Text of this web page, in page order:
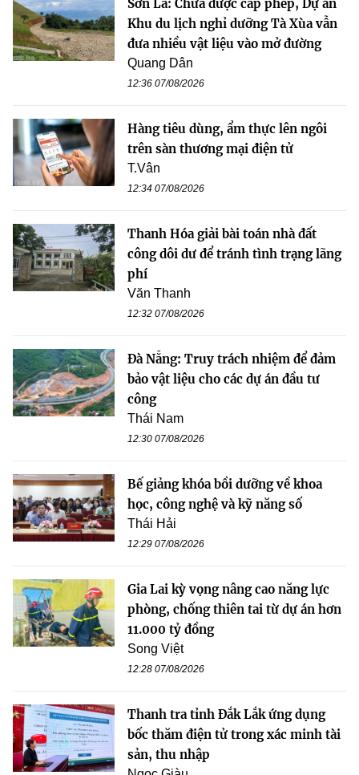
Sơn La: Chưa được cấp phép, Dự án
Khu du lịch nghỉ dưỡng Tà Xùa vẫn
đưa nhiều vật liệu vào mở đường
Quang Dân
12:36 07/08/2026
Hàng tiêu dùng, ẩm thực lên ngôi
trên sàn thương mại điện tử
T.Vân
12:34 07/08/2026
Thanh Hóa giải bài toán nhà đất
công dôi dư để tránh tình trạng lãng
phí
Văn Thanh
12:32 07/08/2026
Đà Nẵng: Truy trách nhiệm để đảm
bảo vật liệu cho các dự án đầu tư
công
Thái Nam
12:30 07/08/2026
Bế giảng khóa bồi dưỡng về khoa
học, công nghệ và kỹ năng số
Thái Hải
12:29 07/08/2026
Gia Lai kỳ vọng nâng cao năng lực
phòng, chống thiên tai từ dự án hơn
11.000 tỷ đồng
Song Việt
12:28 07/08/2026
Thanh tra tỉnh Đắk Lắk ứng dụng
bốc thăm điện tử trong xác minh tài
sản, thu nhập